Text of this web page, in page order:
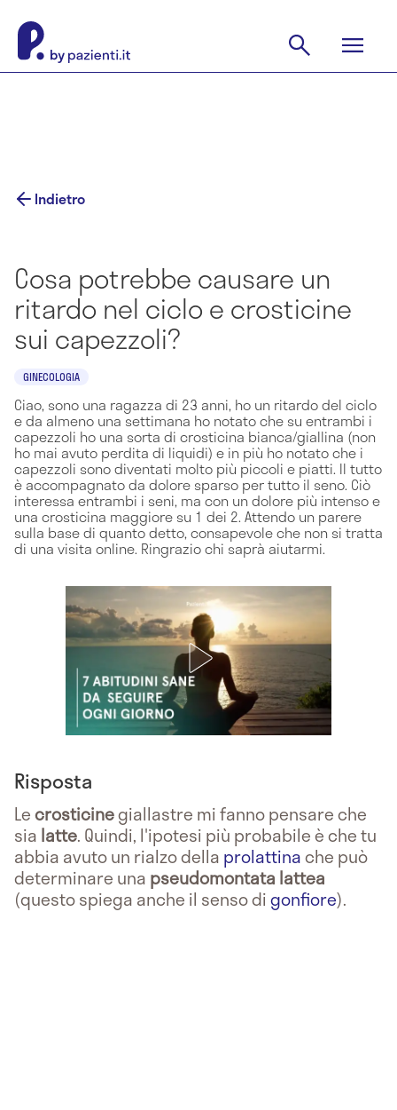
Indietro
Cosa potrebbe causare un
ritardo nel ciclo e crosticine
sui capezzoli?
GINECOLOGIA
Ciao, sono una ragazza di 23 anni, ho un ritardo del ciclo
e da almeno una settimana ho notato che su entrambi i
capezzoli ho una sorta di crosticina bianca/giallina (non
ho mai avuto perdita di liquidi) e in più ho notato che i
capezzoli sono diventati molto più piccoli e piatti. Il tutto
è accompagnato da dolore sparso per tutto il seno. Ciò
interessa entrambi i seni, ma con un dolore più intenso e
una crosticina maggiore su 1 dei 2. Attendo un parere
sulla base di quanto detto, consapevole che non si tratta
di una visita online. Ringrazio chi saprà aiutarmi.
Risposta
Lecrosticinegiallastre mi fanno pensare che
sia latte. Quindi, l'ipotesi più probabile è che tu
abbia avuto un rialzo della prolattinache può
determinare una pseudomontata lattea
(questo spiega anche il senso digonfiore).